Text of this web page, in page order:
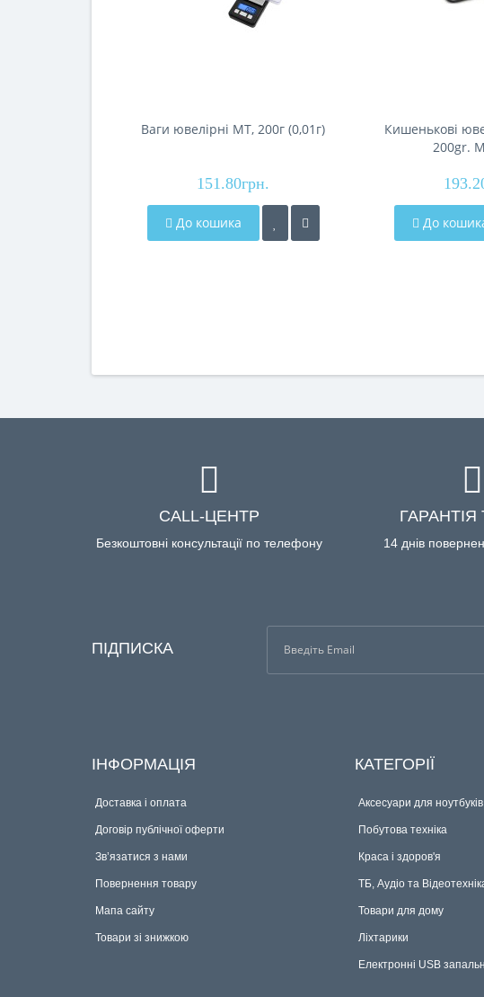
Ваги ювелірні MT, 200г (0,01г)
151.80грн.
До кошика
Кишенькові
200gr.
До
CALL-ЦЕНТР
Безкоштовні консультації по телефону 14 днів
ПІДПИСКА
ІНФОРМАЦІЯ
Доставка і оплата
Договір публічної оферти
Зв’язатися з нами
Повернення товару
Мапа сайту
Товари зі знижкою
КАТЕГОРІЇ
Аксесуари для
Побутова техніка
Краса і здоров'я
ТБ, Аудіо та
Товари для дому
Ліхтарики
Електронні USB